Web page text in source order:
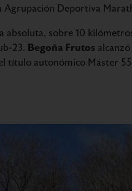
Agrupación Deportiva
absoluta, sobre 10
23. Begoña Frutos
título autonómico Máster